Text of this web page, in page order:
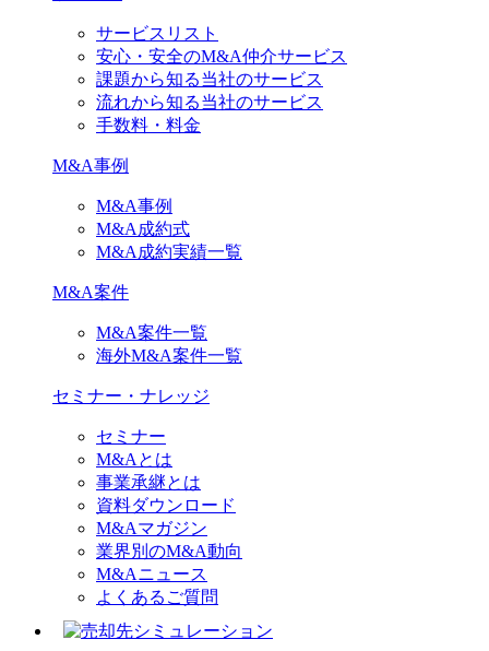
サービスリスト
安心・安全のM&A仲介サービス
課題から知る当社のサービス
流れから知る当社のサービス
手数料・料金
M&A事例
M&A事例
M&A成約式
M&A成約実績一覧
M&A案件
M&A案件一覧
海外M&A案件一覧
セミナー・ナレッジ
セミナー
M&Aとは
事業承継とは
資料ダウンロード
M&Aマガジン
業界別のM&A動向
M&Aニュース
よくあるご質問